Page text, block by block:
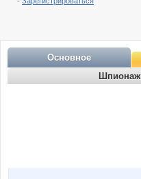
Основное
Шпионаж